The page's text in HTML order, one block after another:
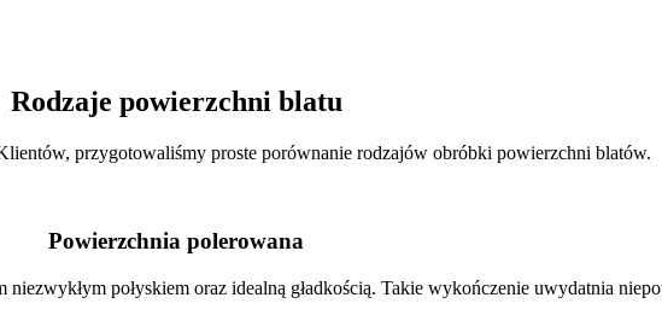
Rodzaje powierzchni blatu
przygotowaliśmy proste porównanie rodzajów obróbki powierzchni blatów.
Powierzchnia polerowana
połyskiem oraz idealną gładkością. Takie wykończenie uwydatnia